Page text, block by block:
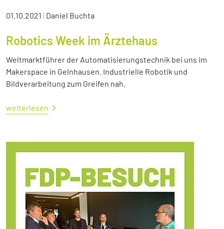
01.10.2021 | Daniel Buchta
Robotics Week im Ärztehaus
Weltmarktführer der Automatisierungstechnik bei uns im
Makerspace in Gelnhausen. Industrielle Robotik und
Bildverarbeitung zum Greifen nah.
weiterlesen